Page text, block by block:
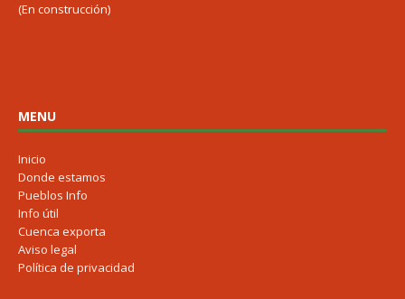
(En construcción)
MENU
Inicio
Donde estamos
Pueblos Info
Info útil
Cuenca exporta
Aviso legal
Política de privacidad